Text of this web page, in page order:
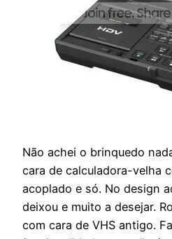
Não achei o brinquedo
cara de calculadora-velha
acoplado e só. No design
deixou e muito a desejar.
com cara de VHS antigo.